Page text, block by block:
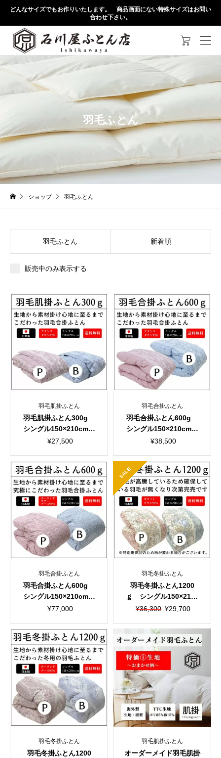
どんなサイズでもお作りいたします。 商品画面にない特殊サイズはお問い
合わせ下さい。

羽毛ふとん
ショップ 羽毛ふとん
羽毛ふとん 新着順
販売中のみ表示する
羽毛肌掛ふとん
羽毛肌掛ふとん300g
シングル150×210cm
超長綿100％ 60サテ
¥27,500
羽毛合掛ふとん
羽毛合掛ふとん600g
シングル150×210cm
超長綿100％ 60サテ
¥38,500
羽毛合掛ふとん
羽毛合掛ふとん600g
シングル150×210cm
超長綿100％ 80サテ
¥77,000
羽毛冬掛ふとん
羽毛冬掛ふとん1200
ｇ シングル150×210c
m 軽量生地
¥36,300 元
価
格
¥36,300
し
た。
¥29,700
現
の
価
は
¥29,700
で
す。
SALE
羽毛冬掛ふとん
羽毛冬掛ふとん1200
羽毛肌掛ふとん
オーダーメイド羽毛肌掛